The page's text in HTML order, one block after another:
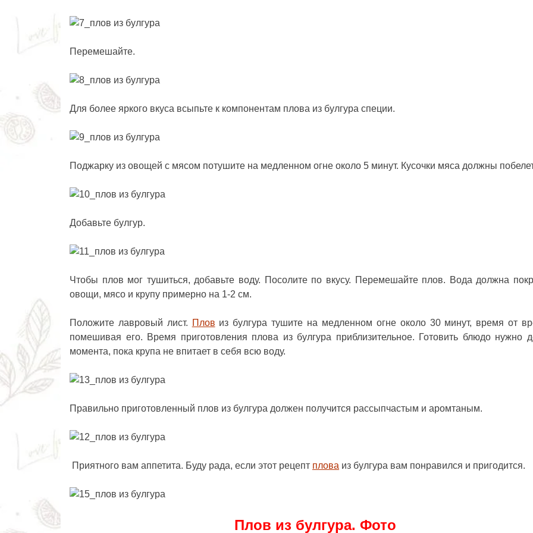
Перемешайте.
Для более яркого вкуса всыпьте к компонентам плова из булгура специи.
Поджарку из овощей с мясом потушите на медленном огне около 5 минут. Кусочки мяса должны
Добавьте булгур.
Чтобы плов мог тушиться, добавьте воду. Посолите по вкусу. Перемешайте плов. Вода должна
овощи, мясо и крупу примерно на 1-2 см.
Положите лавровый лист. Плов из булгура тушите на медленном огне около 30 минут, время от
помешивая его. Время приготовления плова из булгура приблизительное. Готовить блюдо нужно
момента, пока крупа не впитает в себя всю воду.
Правильно приготовленный плов из булгура должен получится рассыпчастым и аромтаным.
Приятного вам аппетита. Буду рада, если этот рецепт плова из булгура вам понравился и пригодится.
Плов из булгура. Фото